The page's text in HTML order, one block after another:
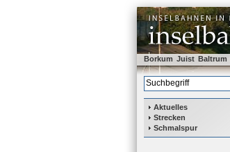
Borkum Juist Baltrum
Aktuelles
Strecken
Schmalspur